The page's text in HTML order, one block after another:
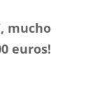
mucho
euros!